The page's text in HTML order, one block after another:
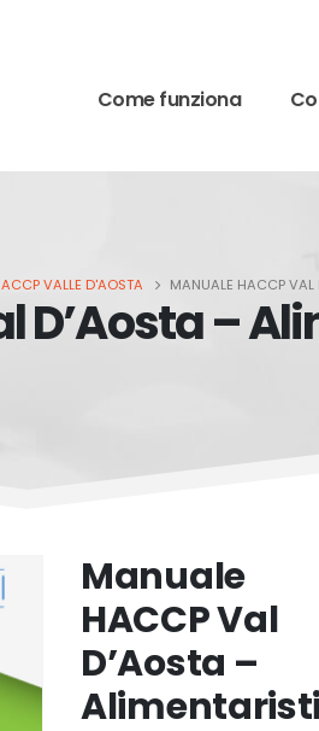
Come funziona
VALLE D'AOSTA MANUALE HACCP VAL
D’Aosta –
Manuale
HACCP Val
D’Aosta –
Alimentaristi